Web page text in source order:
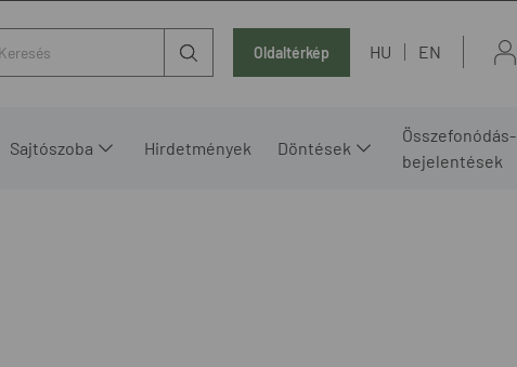
Oldaltérkép HU EN
Sajtószoba Hirdetmények Döntések
Összefonódás-
bejelentések